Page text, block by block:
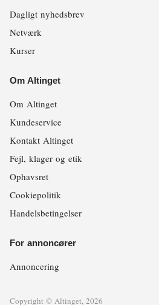
Dagligt nyhedsbrev
Netværk
Kurser
Om Altinget
Om Altinget
Kundeservice
Kontakt Altinget
Fejl, klager og etik
Ophavsret
Cookiepolitik
Handelsbetingelser
For annoncører
Annoncering
Copyright © Altinget, 2026